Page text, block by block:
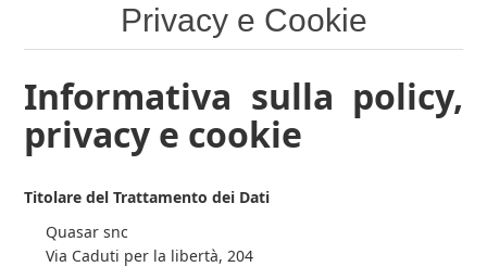
Cosa facciamo
Contatti
Privacy e Cookie
Informativa sulla policy,
privacy e cookie
Titolare del Trattamento dei Dati
Quasar snc
Via Caduti per la libertà, 204